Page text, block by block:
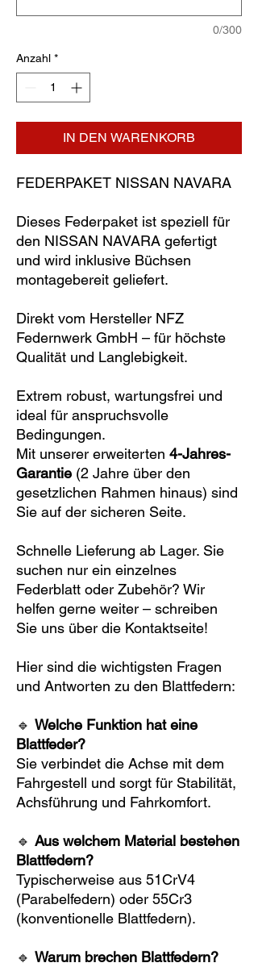
0/300
Anzahl *
IN DEN WARENKORB
FEDERPAKET NISSAN NAVARA
Dieses Federpaket ist speziell für
den NISSAN NAVARA gefertigt
und wird inklusive Büchsen
montagebereit geliefert.
Direkt vom Hersteller NFZ
Federnwerk GmbH – für höchste
Qualität und Langlebigkeit.
Extrem robust, wartungsfrei und
ideal für anspruchsvolle
Bedingungen.
Mit unserer erweiterten 4-Jahres-
Garantie (2 Jahre über den
gesetzlichen Rahmen hinaus) sind
Sie auf der sicheren Seite.
Schnelle Lieferung ab Lager. Sie
suchen nur ein einzelnes
Federblatt oder Zubehör? Wir
helfen gerne weiter – schreiben
Sie uns über die Kontaktseite!
Hier sind die wichtigsten Fragen
und Antworten zu den Blattfedern:
🔹 Welche Funktion hat eine
Blattfeder?
Sie verbindet die Achse mit dem
Fahrgestell und sorgt für Stabilität,
Achsführung und Fahrkomfort.
🔹 Aus welchem Material bestehen
Blattfedern?
Typischerweise aus 51CrV4
(Parabelfedern) oder 55Cr3
(konventionelle Blattfedern).
🔹 Warum brechen Blattfedern?